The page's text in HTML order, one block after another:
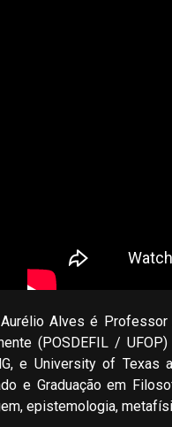
Alves é
(POSDEFIL /
e University of Texas
e Graduação em
epistemologia,